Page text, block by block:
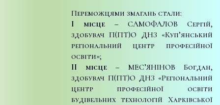
Переможцями змагань стали:
I місце – САМОФАЛОВ Сергій,
здобувач П(ПТ)О ДНЗ «Куп’янський
регіональний центр професійної
освіти»;
II місце – МЕС’ЯНІНОВ Богдан,
здобувач П(ПТ)О ДНЗ «Регіональний
центр професійної освіти
будівельних технологій Харківської